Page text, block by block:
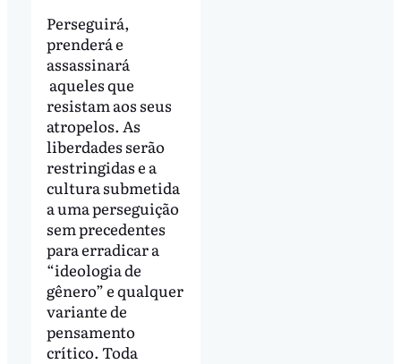
Perseguirá,
prenderá e
assassinará
aqueles que
resistam aos seus
atropelos. As
liberdades serão
restringidas e a
cultura submetida
a uma perseguição
sem precedentes
para erradicar a
“ideologia de
gênero” e qualquer
variante de
pensamento
crítico. Toda